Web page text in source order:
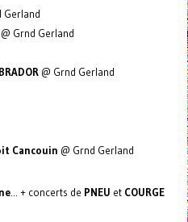
Gerland
@ Grnd Gerland
@ Grnd Gerland
Cancouin @ Grnd Gerland
... + concerts de PNEU et COURGE